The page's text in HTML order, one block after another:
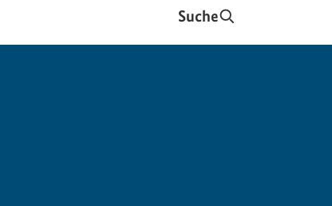
Suche